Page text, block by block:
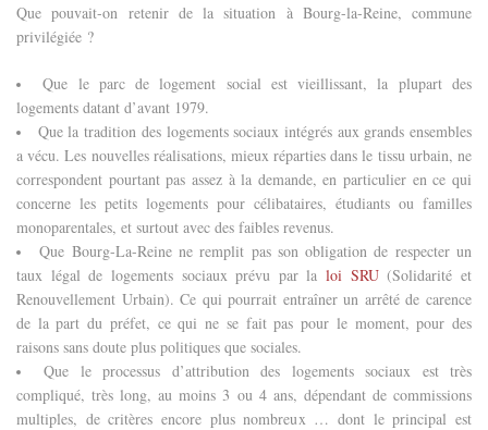
Que pouvait-on retenir de la situation à Bourg-la-Reine, commune
privilégiée ?
Que le parc de logement social est vieillissant, la plupart des
logements datant d’avant 1979.
Que la tradition des logements sociaux intégrés aux grands ensembles
a vécu. Les nouvelles réalisations, mieux réparties dans le tissu urbain, ne
correspondent pourtant pas assez à la demande, en particulier en ce qui
concerne les petits logements pour célibataires, étudiants ou familles
monoparentales, et surtout avec des faibles revenus.
Que Bourg-La-Reine ne remplit pas son obligation de respecter un
taux légal de logements sociaux prévu par laloi SRU(Solidarité et
Renouvellement Urbain). Ce qui pourrait entraîner un arrêté de carence
de la part du préfet, ce qui ne se fait pas pour le moment, pour des
raisons sans doute plus politiques que sociales.
Que le processus d’attribution des logements sociaux est très
compliqué, très long, au moins 3 ou 4 ans, dépendant de commissions
multiples, de critères encore plus nombreux … dont le principal est